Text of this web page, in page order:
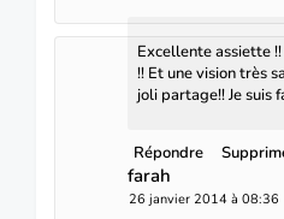
Excellente assiette
!! Et une vision très
joli partage!! Je suis
Répondre
farah
26 janvier 2014 à 08:36